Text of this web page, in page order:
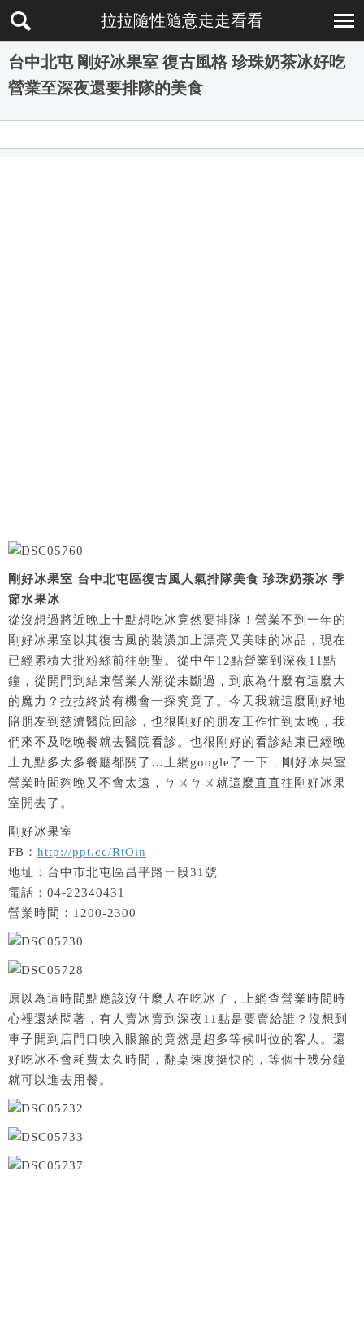
拉拉隨性隨意走走看看
台中北屯 剛好冰果室 復古風格 珍珠奶茶冰好吃
營業至深夜還要排隊的美食
剛好冰果室 台中北屯區復古風人氣排隊美食 珍珠奶茶冰 季
節水果冰
從沒想過將近晚上十點想吃冰竟然要排隊！營業不到一年的
剛好冰果室以其復古風的裝潢加上漂亮又美味的冰品，現在
已經累積大批粉絲前往朝聖。從中午12點營業到深夜11點
鐘，從開門到結束營業人潮從未斷過，到底為什麼有這麼大
的魔力？拉拉終於有機會一探究竟了。今天我就這麼剛好地
陪朋友到慈濟醫院回診，也很剛好的朋友工作忙到太晚，我
們來不及吃晚餐就去醫院看診。也很剛好的看診結束已經晚
上九點多大多餐廳都關了…上網google了一下，剛好冰果室
營業時間夠晚又不會太遠，ㄅㄨㄅㄨ就這麼直直往剛好冰果
室開去了。
剛好冰果室
FB： http://ppt.cc/RtOin
地址：台中市北屯區昌平路ㄧ段31號
電話：04-22340431
營業時間：1200-2300
原以為這時間點應該沒什麼人在吃冰了，上網查營業時間時
心裡還納悶著，有人賣冰賣到深夜11點是要賣給誰？沒想到
車子開到店門口映入眼簾的竟然是超多等候叫位的客人。還
好吃冰不會耗費太久時間，翻桌速度挺快的，等個十幾分鐘
就可以進去用餐。